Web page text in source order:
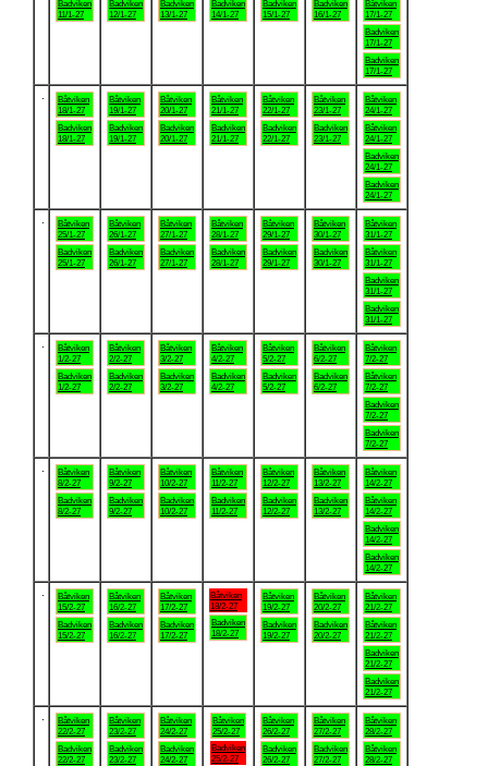
Badviken
11/1-27
Badviken
12/1-27
Badviken
13/1-27
Badviken
14/1-27
Badviken
15/1-27
Badviken
16/1-27
Båtviken
17/1-27
Badviken
17/1-27
Badviken
17/1-27
Båtviken
18/1-27
Badviken
18/1-27
Båtviken
19/1-27
Badviken
19/1-27
Båtviken
20/1-27
Badviken
20/1-27
Båtviken
21/1-27
Badviken
21/1-27
Båtviken
22/1-27
Badviken
22/1-27
Båtviken
23/1-27
Badviken
23/1-27
Båtviken
24/1-27
Båtviken
24/1-27
Badviken
24/1-27
Badviken
24/1-27
Båtviken
25/1-27
Badviken
25/1-27
Båtviken
26/1-27
Badviken
26/1-27
Båtviken
27/1-27
Badviken
27/1-27
Båtviken
28/1-27
Badviken
28/1-27
Båtviken
29/1-27
Badviken
29/1-27
Båtviken
30/1-27
Badviken
30/1-27
Båtviken
31/1-27
Båtviken
31/1-27
Badviken
31/1-27
Badviken
31/1-27
Båtviken
1/2-27
Badviken
1/2-27
Båtviken
2/2-27
Badviken
2/2-27
Båtviken
3/2-27
Badviken
3/2-27
Båtviken
4/2-27
Badviken
4/2-27
Båtviken
5/2-27
Badviken
5/2-27
Båtviken
6/2-27
Badviken
6/2-27
Båtviken
7/2-27
Båtviken
7/2-27
Badviken
7/2-27
Badviken
7/2-27
Båtviken
8/2-27
Badviken
8/2-27
Båtviken
9/2-27
Badviken
9/2-27
Båtviken
10/2-27
Badviken
10/2-27
Båtviken
11/2-27
Badviken
11/2-27
Båtviken
12/2-27
Badviken
12/2-27
Båtviken
13/2-27
Badviken
13/2-27
Båtviken
14/2-27
Båtviken
14/2-27
Badviken
14/2-27
Badviken
14/2-27
Båtviken
15/2-27
Badviken
15/2-27
Båtviken
16/2-27
Badviken
16/2-27
Båtviken
17/2-27
Badviken
17/2-27
Båtviken
18/2-27
Badviken
18/2-27
Båtviken
19/2-27
Badviken
19/2-27
Båtviken
20/2-27
Badviken
20/2-27
Båtviken
21/2-27
Båtviken
21/2-27
Badviken
21/2-27
Badviken
21/2-27
Båtviken
22/2-27
Badviken
22/2-27
Båtviken
23/2-27
Badviken
23/2-27
Båtviken
24/2-27
Badviken
24/2-27
Båtviken
25/2-27
Badviken
25/2-27
Båtviken
26/2-27
Badviken
26/2-27
Båtviken
27/2-27
Badviken
27/2-27
Båtviken
28/2-27
Båtviken
28/2-27